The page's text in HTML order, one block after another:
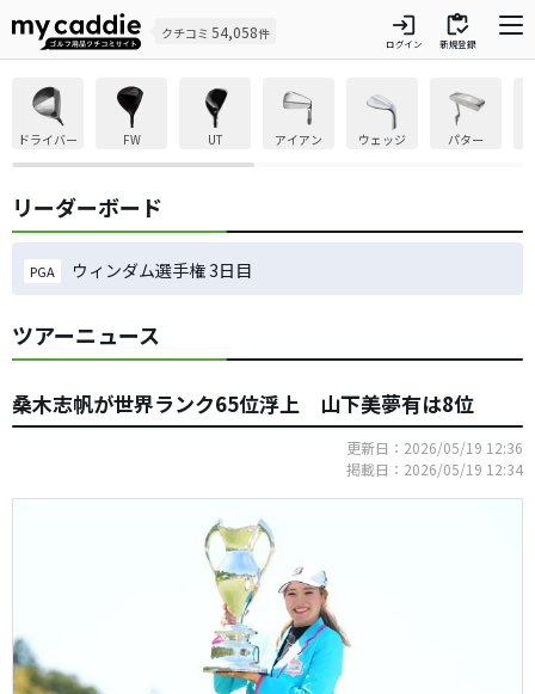
クチコミ 54,058件 login
ログイン
inventory
新規登録
ドライバー FW UT アイアン ウェッジ パター
リーダーボード
PGA ウィンダム選手権 3日目
ツアーニュース
桑木志帆が世界ランク65位浮上 山下美夢有は8位
更新日：2026/05/19 12:36
掲載日：2026/05/19 12:34